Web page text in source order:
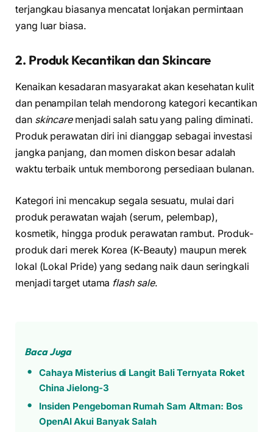
terjangkau biasanya mencatat lonjakan permintaan
yang luar biasa.
2. Produk Kecantikan dan Skincare
Kenaikan kesadaran masyarakat akan kesehatan kulit
dan penampilan telah mendorong kategori kecantikan
dan skincaremenjadi salah satu yang paling diminati.
Produk perawatan diri ini dianggap sebagai investasi
jangka panjang, dan momen diskon besar adalah
waktu terbaik untuk memborong persediaan bulanan.
Kategori ini mencakup segala sesuatu, mulai dari
produk perawatan wajah (serum, pelembap),
kosmetik, hingga produk perawatan rambut. Produk-
produk dari merek Korea (K-Beauty) maupun merek
lokal (Lokal Pride) yang sedang naik daun seringkali
menjadi target utama flash sale.
Baca Juga
Cahaya Misterius di Langit Bali Ternyata Roket
China Jielong-3
Insiden Pengeboman Rumah Sam Altman: Bos
OpenAI Akui Banyak Salah